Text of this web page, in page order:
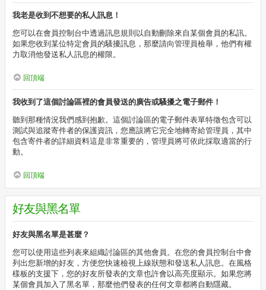
我老是收到不想要的私人訊息！
您可以在會員控制台中透過訊息規則以自動刪除來自某個會員的私訊。
如果您收到某位特定會員的騷擾訊息，那麼請向管理員檢舉，他們有權
力取消他發送私人訊息的權限。
回頂端
我收到了這個討論區裡的會員發送的廣告或騷擾之電子郵件！
聽到那種情況我們感到抱歉。這個討論區的電子郵件表單特徵包含可以
測試與追蹤寄件者的保護資訊，您應該將它完全地轉寄給管理員，其中
包含寄件者的詳細資料這是非常重要的，管理員將可依此採取適當的行
動。
回頂端
好友與黑名單
好友與黑名單是甚麼？
您可以使用這些列表來組織討論區的其他會員。在您的會員控制台中會
列出您新增的好友，方便您快速檢視上線狀態和發送私人訊息。在風格
樣板的支援下，您的好友所發表的文章也許會以高亮度顯示。如果您將
某個會員加入了黑名單，那麼他們發表的任何文章都將自動隱藏。